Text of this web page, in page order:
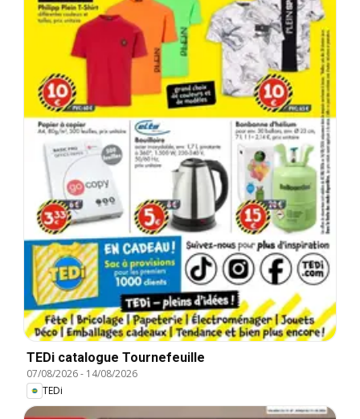
TEDi catalogue Tournefeuille
07/08/2026- 14/08/2026
TEDi